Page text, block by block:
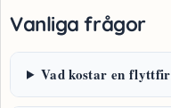
Vanliga frågor
Vad kostar en